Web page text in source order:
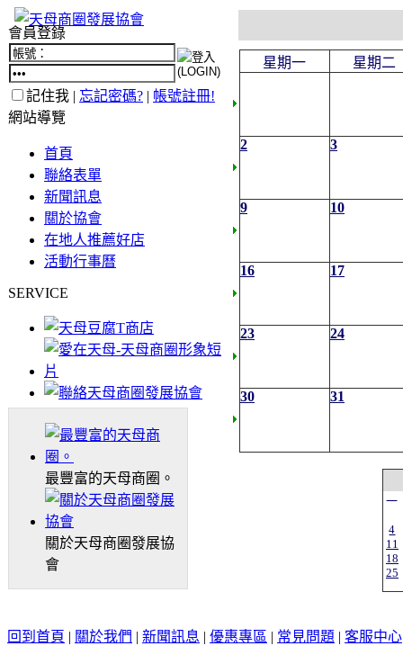
會員登錄
記住我 | 忘記密碼? | 帳號註冊!
網站導覽
首頁
聯絡表單
新聞訊息
關於協會
在地人推薦好店
活動行事曆
SERVICE
最豐富的天母商圈。
關於天母商圈發展協
會
星期一 星期二
2 3
9 10
16 17
23 24
30 31
一
4
11
18
25
回到首頁 | 關於我們 | 新聞訊息 | 優惠專區 | 常見問題 | 客服中心